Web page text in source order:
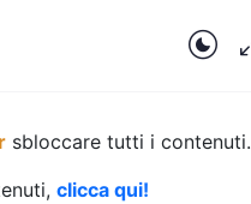
sbloccare tutti i contenuti.
clicca qui!